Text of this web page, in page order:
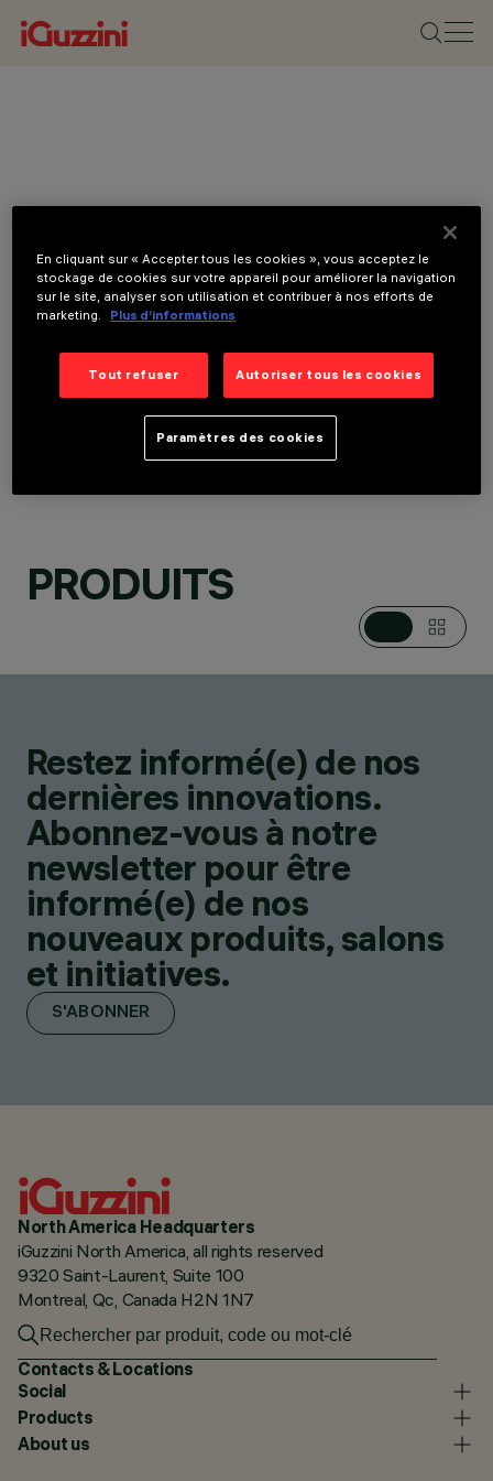
SYSTÈMES
LINÉAIRES,
PLAFONNIERS,
ENCASTRÉS DE SOL /
PLAFONNIERS
WILMOTTE
CONFIGURER
PRODUITS
Restez informé(e) de nos
dernières innovations.
Abonnez-vous à notre
newsletter pour être
informé(e) de nos
nouveaux produits, salons
et initiatives.
S'ABONNER
North America Headquarters
iGuzzini North America, all rights reserved
9320 Saint-Laurent, Suite 100
Montreal, Qc, Canada H2N 1N7
Contacts & Locations
Social
Products
About us
En cliquant sur « Accepter tous les cookies », vous acceptez le
stockage de cookies sur votre appareil pour améliorer la navigation
sur le site, analyser son utilisation et contribuer à nos efforts de
marketing.
Plus d’informations
Tout refuser Autoriser tous les cookies
Paramètres des cookies